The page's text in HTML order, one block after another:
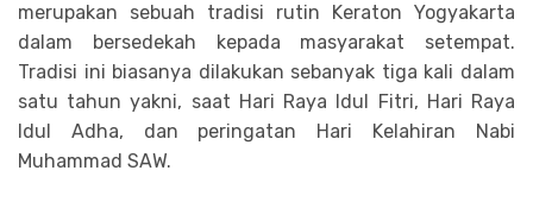
merupakan sebuah tradisi rutin Keraton Yogyakarta
dalam bersedekah kepada masyarakat setempat.
Tradisi ini biasanya dilakukan sebanyak tiga kali dalam
satu tahun yakni, saat Hari Raya Idul Fitri, Hari Raya
Idul Adha, dan peringatan Hari Kelahiran Nabi
Muhammad SAW.